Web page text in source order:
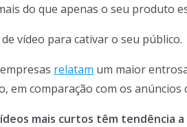
do que apenas o seu produto
vídeo para cativar o seu público.
relatam um maior
em comparação com os anúncios
mais curtos têm tendência